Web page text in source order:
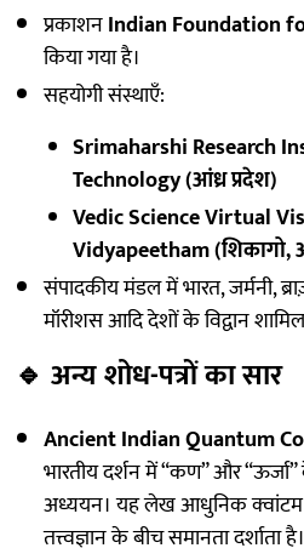
प्रकाशनIndian Foundation
किया गया है।
सहयोगी संस्थाएँ:
Srimaharshi Research
Technology (आंध्र प्रदेश)
Vedic Science Virtual
Vidyapeetham (शिकागो,
संपादकीय मंडल में भारत, जर्मनी,
मॉरीशस आदि देशों के विद्वान
🔹 अन्य शोध-पत्रों का सार
Ancient Indian Quantum
भारतीय दर्शन में “कण” और
अध्ययन। यह लेख आधुनिक क्वांटम
तत्त्वज्ञान के बीच समानता दर्शाता है।